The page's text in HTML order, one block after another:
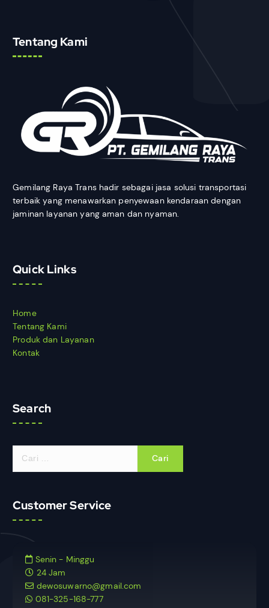
Tentang Kami
Gemilang Raya Trans hadir sebagai jasa solusi transportasi
terbaik yang menawarkan penyewaan kendaraan dengan
jaminan layanan yang aman dan nyaman.
Quick Links
Home
Tentang Kami
Produk dan Layanan
Kontak
Search
Customer Service
Senin - Minggu
24 Jam
dewosuwarno@gmail.com
081-325-168-777